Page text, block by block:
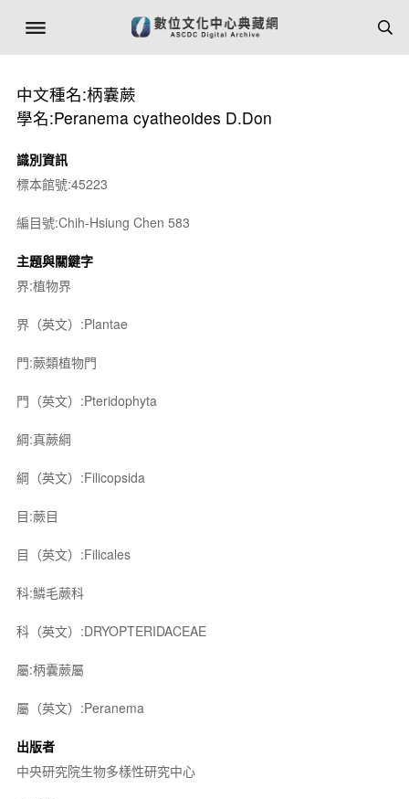
中文種名:柄囊蕨
學名:Peranema cyatheoides D.Don
識別資訊
標本館號:45223
編目號:Chih-Hsiung Chen 583
主題與關鍵字
界:植物界
界（英文）:Plantae
門:蕨類植物門
門（英文）:Pteridophyta
綱:真蕨綱
綱（英文）:Filicopsida
目:蕨目
目（英文）:Filicales
科:鱗毛蕨科
科（英文）:DRYOPTERIDACEAE
屬:柄囊蕨屬
屬（英文）:Peranema
出版者
中央研究院生物多樣性研究中心